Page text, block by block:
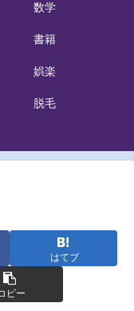
数学
書籍
娯楽
脱毛
はてブ
ピー